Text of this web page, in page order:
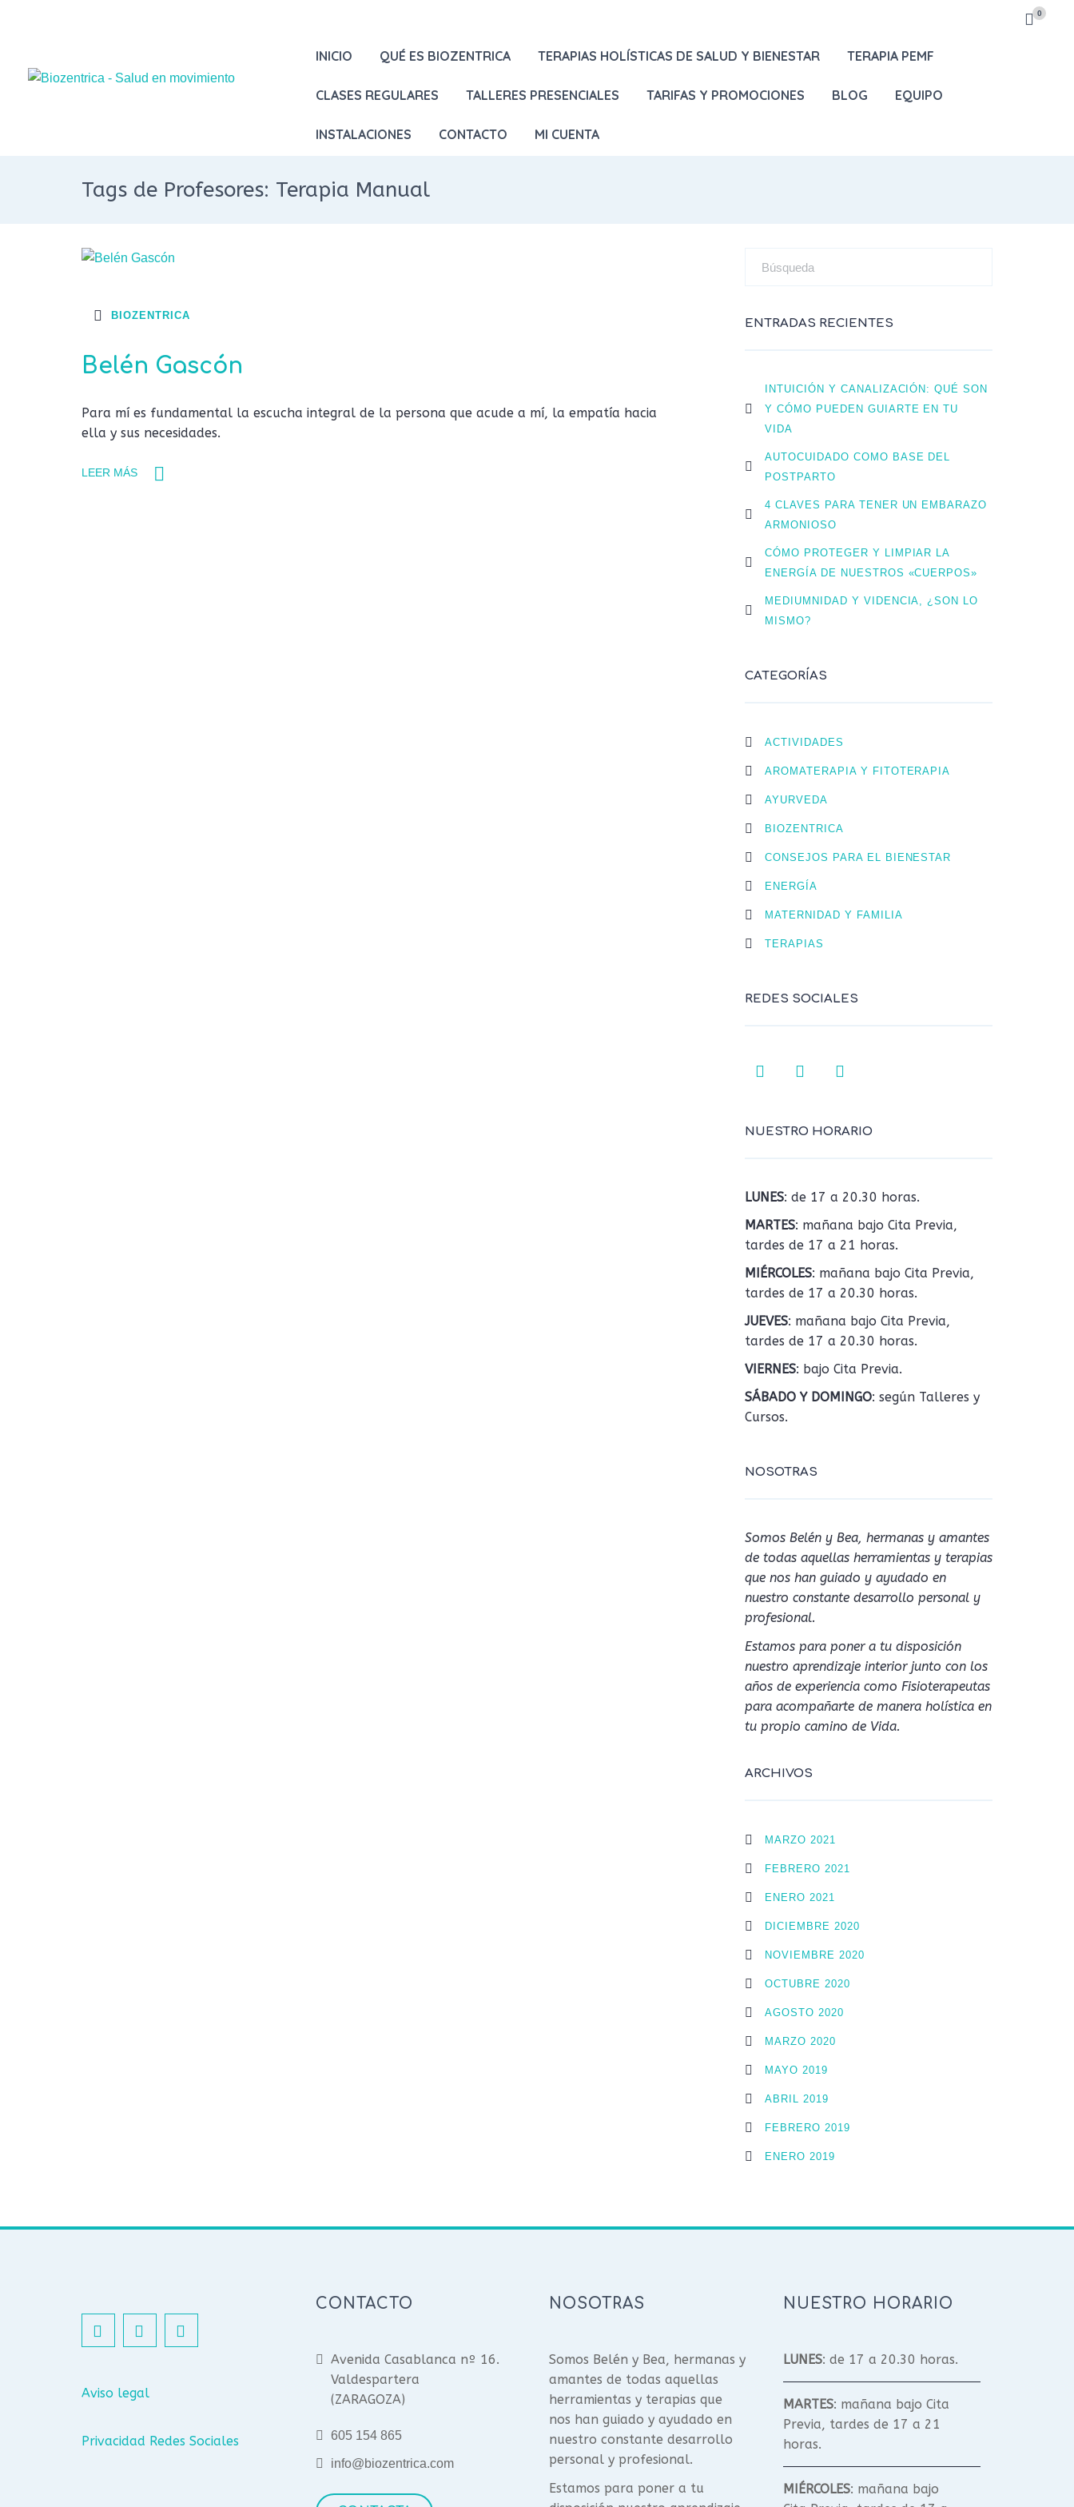
0
INICIO QUÉ ES BIOZENTRICA TERAPIAS HOLÍSTICAS DE SALUD Y BIENESTAR TERAPIA PEMF
CLASES REGULARES TALLERES PRESENCIALES TARIFAS Y PROMOCIONES BLOG EQUIPO
INSTALACIONES CONTACTO MI CUENTA
Tags de Profesores: Terapia Manual
BIOZENTRICA
Belén Gascón
Para mí es fundamental la escucha integral de la persona que acude a mí, la empatía hacia
ella y sus necesidades.
LEER MÁS
ENTRADAS RECIENTES
INTUICIÓN Y CANALIZACIÓN: QUÉ SON
Y CÓMO PUEDEN GUIARTE EN TU
VIDA
AUTOCUIDADO COMO BASE DEL
POSTPARTO
4 CLAVES PARA TENER UN EMBARAZO
ARMONIOSO
CÓMO PROTEGER Y LIMPIAR LA
ENERGÍA DE NUESTROS «CUERPOS»
MEDIUMNIDAD Y VIDENCIA, ¿SON LO
MISMO?
CATEGORÍAS
ACTIVIDADES
AROMATERAPIA Y FITOTERAPIA
AYURVEDA
BIOZENTRICA
CONSEJOS PARA EL BIENESTAR
ENERGÍA
MATERNIDAD Y FAMILIA
TERAPIAS
REDES SOCIALES
NUESTRO HORARIO
LUNES: de 17 a 20.30 horas.
MARTES: mañana bajo Cita Previa,
tardes de 17 a 21 horas.
MIÉRCOLES: mañana bajo Cita Previa,
tardes de 17 a 20.30 horas.
JUEVES: mañana bajo Cita Previa,
tardes de 17 a 20.30 horas.
VIERNES: bajo Cita Previa.
SÁBADO Y DOMINGO: según Talleres y
Cursos.
NOSOTRAS
Somos Belén y Bea, hermanas y amantes
de todas aquellas herramientas y terapias
que nos han guiado y ayudado en
nuestro constante desarrollo personal y
profesional.
Estamos para poner a tu disposición
nuestro aprendizaje interior junto con los
años de experiencia como Fisioterapeutas
para acompañarte de manera holística en
tu propio camino de Vida.
ARCHIVOS
MARZO 2021
FEBRERO 2021
ENERO 2021
DICIEMBRE 2020
NOVIEMBRE 2020
OCTUBRE 2020
AGOSTO 2020
MARZO 2020
MAYO 2019
ABRIL 2019
FEBRERO 2019
ENERO 2019
Aviso legal
Privacidad Redes Sociales
CONTACTO
Avenida Casablanca nº 16.
Valdespartera
(ZARAGOZA)
605 154 865
info@biozentrica.com
NOSOTRAS
Somos Belén y Bea, hermanas y
amantes de todas aquellas
herramientas y terapias que
nos han guiado y ayudado en
nuestro constante desarrollo
personal y profesional.
Estamos para poner a tu
NUESTRO HORARIO
LUNES: de 17 a 20.30 horas.
MARTES: mañana bajo Cita
Previa, tardes de 17 a 21
horas.
MIÉRCOLES: mañana bajo